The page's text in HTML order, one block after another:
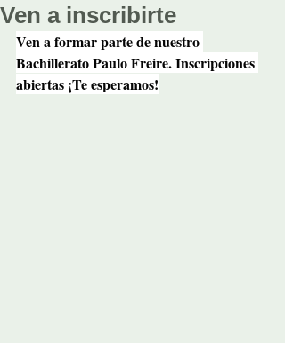
Ven a inscribirte
Ven a formar parte de nuestro
Bachillerato Paulo Freire. Inscripciones
abiertas ¡Te esperamos!